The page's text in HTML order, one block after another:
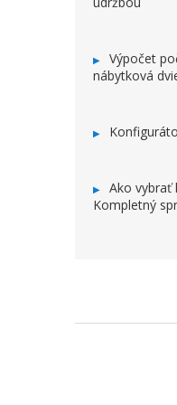
Výpočet
nábytková
Ako vybrať
Kompletný